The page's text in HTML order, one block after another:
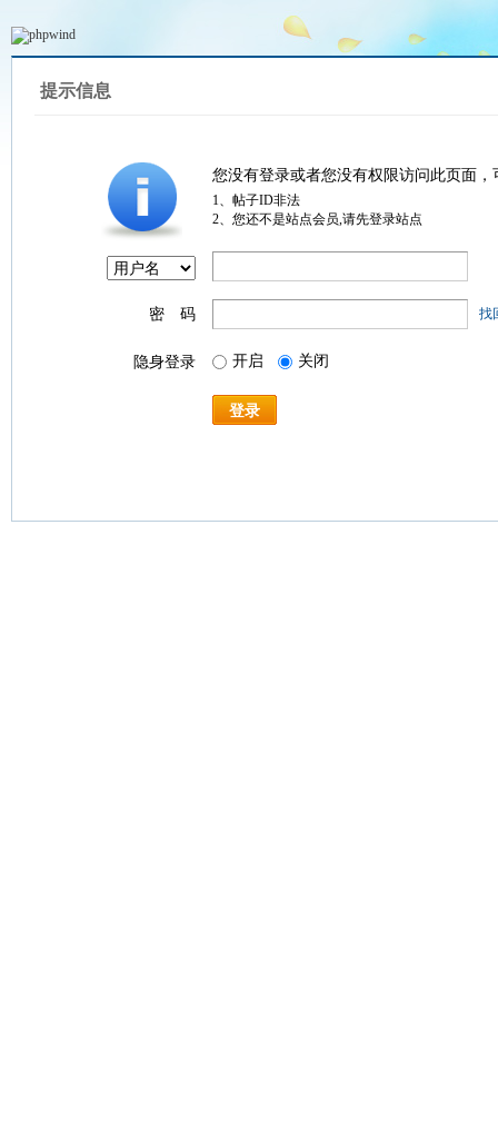
提示信息
您没有登录或者您没有权限访问此页面
1、帖子ID非法
2、您还不是站点会员,请先登录站点
密 码 找
隐身登录 开启 关闭
登录